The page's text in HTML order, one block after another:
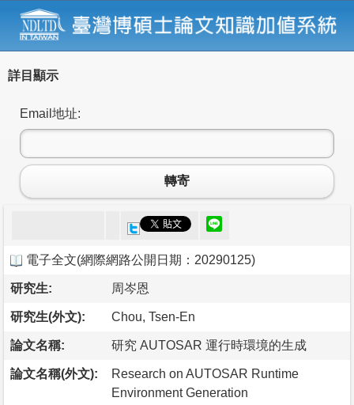
詳目顯示
Email地址:
轉寄
電子全文(網際網路公開日期：20290125)
研究生: 周岑恩
研究生(外文): Chou, Tsen-En
論文名稱: 研究 AUTOSAR 運行時環境的生成
論文名稱(外文):
Research on AUTOSAR Runtime
Environment Generation